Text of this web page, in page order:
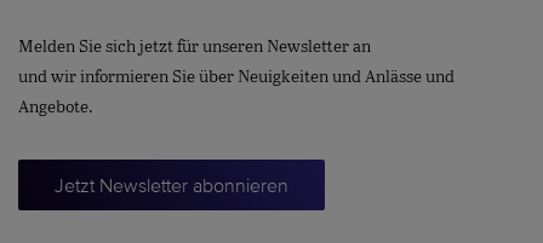
Melden Sie sich jetzt für unseren Newsletter an
und wir informieren Sie über Neuigkeiten und Anlässe und
Angebote.
Jetzt Newsletter abonnieren